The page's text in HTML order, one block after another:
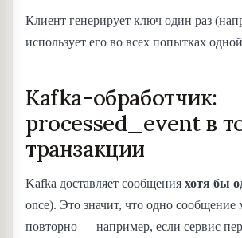
Клиент генерирует ключ один раз
использует его во всех попытках
Kafka-обработчик:
processed_event в
транзакции
Kafka доставляет сообщения хотя бы
once). Это значит, что одно
повторно — например, если сервис